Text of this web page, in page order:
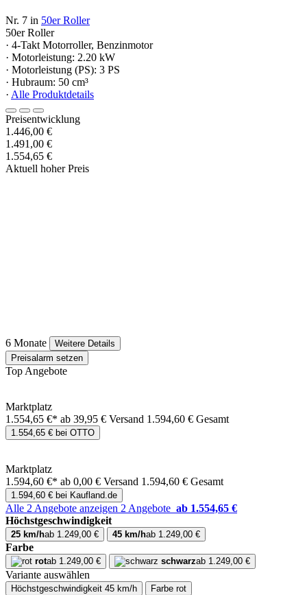
Nr. 7 in 50er Roller
50er Roller
· 4-Takt Motorroller, Benzinmotor
· Motorleistung: 2.20 kW
· Motorleistung (PS): 3 PS
· Hubraum: 50 cm³
· Alle Produktdetails
Preisentwicklung
1.446,00 €
1.491,00 €
1.554,65 €
Aktuell hoher Preis
6 Monate
Weitere Details
Preisalarm setzen
Top Angebote
Marktplatz
1.554,65 €* ab 39,95 € Versand 1.594,60 € Gesamt
1.554,65 € bei OTTO
Marktplatz
1.594,60 €* ab 0,00 € Versand 1.594,60 € Gesamt
1.594,60 € bei Kaufland.de
Alle 2 Angebote anzeigen 2 Angebote ab 1.554,65 €
Höchstgeschwindigkeit
25 km/hab 1.249,00 € 45 km/hab 1.249,00 €
Farbe
rotab 1.249,00 € schwarzab 1.249,00 €
Variante auswählen
Höchstgeschwindigkeit 45 km/h Farbe rot